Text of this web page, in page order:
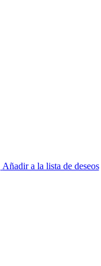
Añadir a la lista de deseos